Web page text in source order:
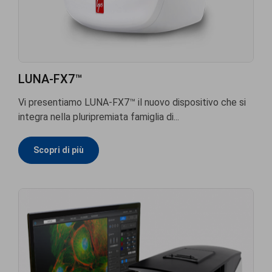
LUNA-FX7™
Vi presentiamo LUNA-FX7™ il nuovo dispositivo che si
integra nella pluripremiata famiglia di...
Scopri di più